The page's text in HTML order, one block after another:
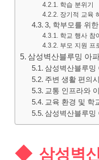
학습 분위기
장기적 교육
3, 학부모를 위
학교 행사 참
부모 지원 프
삼성벽산블루밍 아
삼성벽산블루밍
주변 생활 편의
교통 인프라와
교육 환경 및 학
삼성벽산블루밍
삼성벽